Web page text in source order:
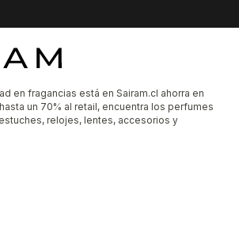
en fragancias está en Sairam.cl ahorra en
un 70% al retail, encuentra los perfumes
relojes, lentes, accesorios y